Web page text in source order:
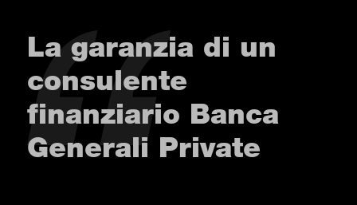
La garanzia di un
consulente
finanziario Banca
Generali Private